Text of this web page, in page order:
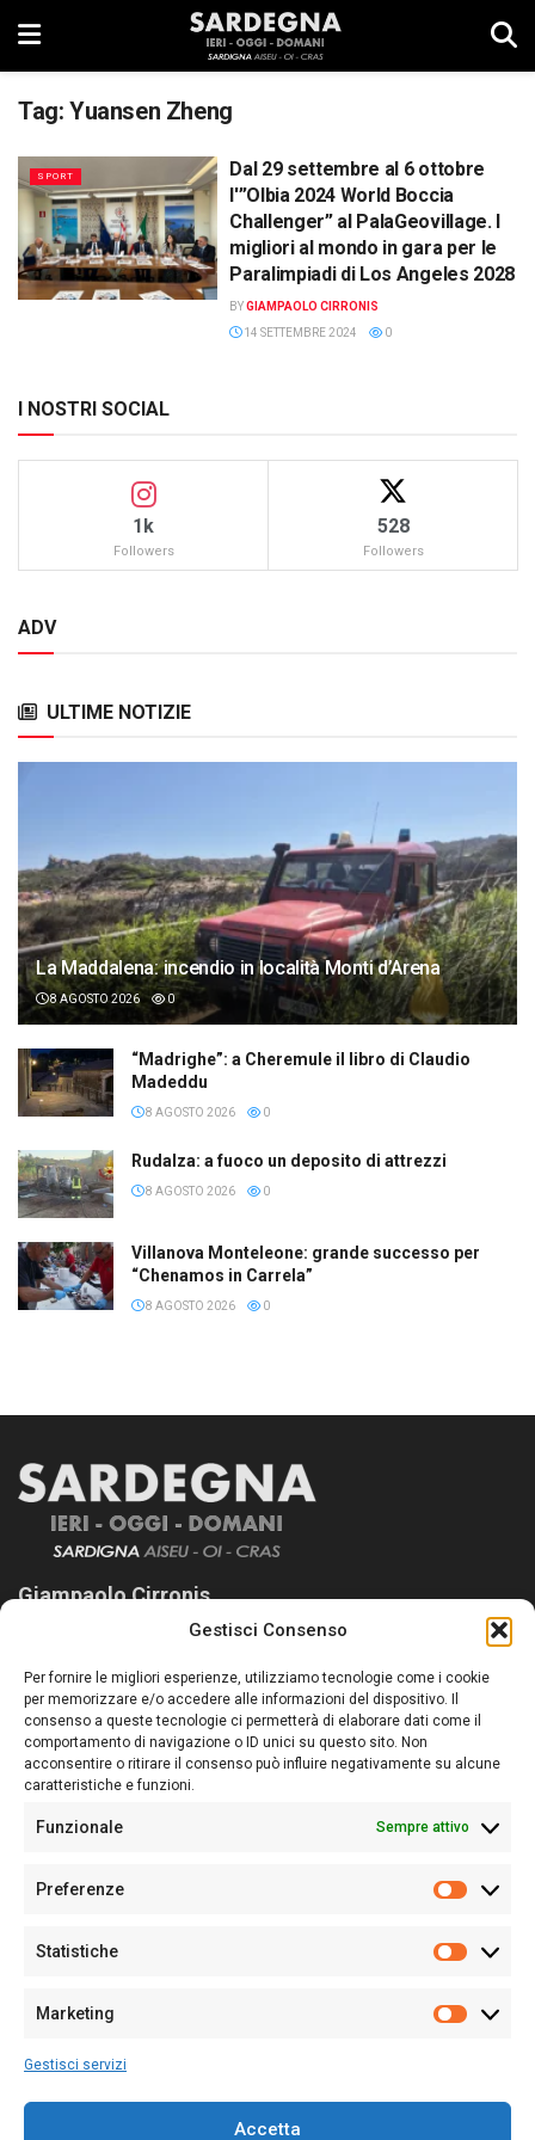
Gestisci Consenso
Per fornire le migliori esperienze, utilizziamo tecnologie come i cookie
per memorizzare e/o accedere alle informazioni del dispositivo. Il
consenso a queste tecnologie ci permetterà di elaborare dati come il
comportamento di navigazione o ID unici su questo sito. Non
acconsentire o ritirare il consenso può influire negativamente su alcune
caratteristiche e funzioni.
Funzionale Sempre attivo
Preferenze
Statistiche
Marketing
Gestisci servizi
Accetta
Tag: Yuansen Zheng
SPORT
Dal 29 settembre al 6 ottobre
l'”Olbia 2024 World Boccia
Challenger” al PalaGeovillage. I
migliori al mondo in gara per le
Paralimpiadi di Los Angeles 2028
BYGIAMPAOLO CIRRONIS
14 SETTEMBRE 2024
0
I NOSTRI SOCIAL
1k
Followers
528
Followers
ADV
ULTIME NOTIZIE
La Maddalena: incendio in località Monti d’Arena
8 AGOSTO 2026 0
“Madrighe”: a Cheremule il libro di Claudio
Madeddu
8 AGOSTO 2026 0
Rudalza: a fuoco un deposito di attrezzi
8 AGOSTO 2026 0
Villanova Monteleone: grande successo per
“Chenamos in Carrela”
8 AGOSTO 2026 0
Giampaolo Cirronis
Sardegna Ieri-Oggi-Domani nasce per informare “liberamente” i
lettori su quanto accade in Sardegna, con un occhio rivolto al
nostro passato e, soprattutto, al nostro futuro
Follow Us
Sede:Via Cristoforo Colombo 09013 Carbonia
Partita IVA02270380922
128/2020 del 10/02/2020
Per la Pubblicità: